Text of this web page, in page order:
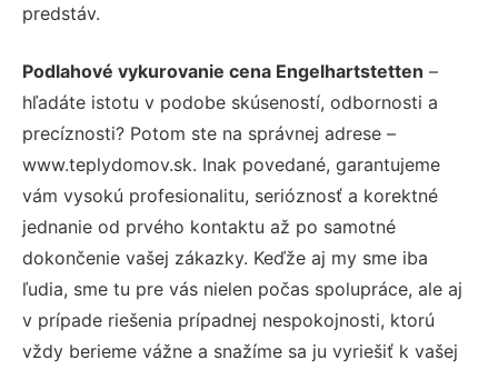
predstáv.
Podlahové vykurovanie cena Engelhartstetten –
hľadáte istotu v podobe skúseností, odbornosti a
precíznosti? Potom ste na správnej adrese –
www.teplydomov.sk. Inak povedané, garantujeme
vám vysokú profesionalitu, serióznosť a korektné
jednanie od prvého kontaktu až po samotné
dokončenie vašej zákazky. Keďže aj my sme iba
ľudia, sme tu pre vás nielen počas spolupráce, ale aj
v prípade riešenia prípadnej nespokojnosti, ktorú
vždy berieme vážne a snažíme sa ju vyriešiť k vašej